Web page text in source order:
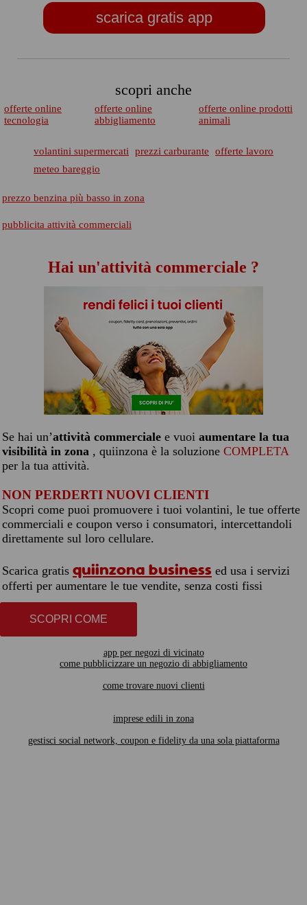
scarica gratis app
scopri anche
offerte online
tecnologia
offerte online
abbigliamento
offerte online prodotti
animali
volantini supermercati prezzi carburante
offerte lavoro
meteo bareggio
prezzo benzina più basso in zona
pubblicita attività commerciali
Hai un'attività commerciale ?
Se hai un’attività commerciale e vuoi aumentare la tua
visibilità in zona , quiinzona è la soluzione COMPLETA
per la tua attività.
NON PERDERTI NUOVI CLIENTI
Scopri come puoi promuovere i tuoi volantini, le tue offerte
commerciali e coupon verso i consumatori, intercettandoli
direttamente sul loro cellulare.
Scarica gratis quiinzona business ed usa i servizi
offerti per aumentare le tue vendite, senza costi fissi
SCOPRI COME
app per negozi di vicinato
come pubblicizzare un negozio di abbigliamento
come trovare nuovi clienti
imprese edili in zona
gestisci social network, coupon e fidelity da una sola piattaforma